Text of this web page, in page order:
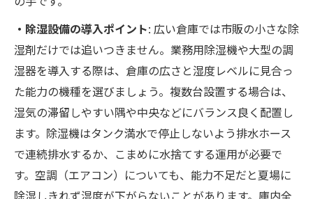
・除湿設備の導入ポイント: 広い倉庫では市販の小さな除
湿剤だけでは追いつきません。業務用除湿機や大型の調
湿器を導入する際は、倉庫の広さと湿度レベルに見合っ
た能力の機種を選びましょう。複数台設置する場合は、
湿気の滞留しやすい隅や中央などにバランス良く配置し
ます。除湿機はタンク満水で停止しないよう排水ホース
で連続排水するか、こまめに水捨てする運用が必要で
す。空調（エアコン）についても、能力不足だと夏場に
除湿しきれず湿度が下がらないことがあります。庫内全